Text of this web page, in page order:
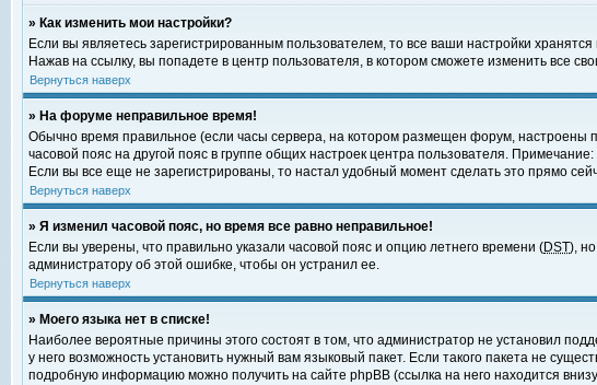
» Как изменить мои настройки?
Если вы являетесь зарегистрированным пользователем, то все ваши настройки
Нажав на ссылку, вы попадете в центр пользователя, в котором сможете изменить все
Вернуться наверх
» На форуме неправильное время!
Обычно время правильное (если часы сервера, на котором размещен форум, настроены
часовой пояс на другой пояс в группе общих настроек центра пользователя.
Если вы все еще не зарегистрированы, то настал удобный момент сделать это прямо
Вернуться наверх
» Я изменил часовой пояс, но время все равно неправильное!
Если вы уверены, что правильно указали часовой пояс и опцию летнего времени (DST),
администратору об этой ошибке, чтобы он устранил ее.
Вернуться наверх
» Моего языка нет в списке!
Наиболее вероятные причины этого состоят в том, что администратор не установил
у него возможность установить нужный вам языковый пакет. Если такого пакета не
подробную информацию можно получить на сайте phpBB (ссылка на него находится